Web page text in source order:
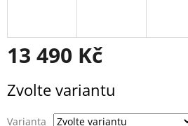
13 490 Kč
cena:
Zvolte variantu
Varianta